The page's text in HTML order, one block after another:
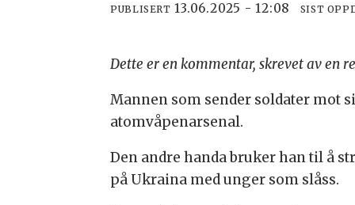
PUBLISERT 13.06.2025 - 12:08 SIST
Dette er en kommentar, skrevet av en
Mannen som sender soldater mot
atomvåpenarsenal.
Den andre handa bruker han til å
på Ukraina med unger som slåss.